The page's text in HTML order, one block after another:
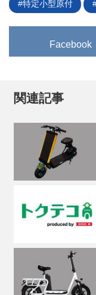
特定小型原付
Facebook
関連記事